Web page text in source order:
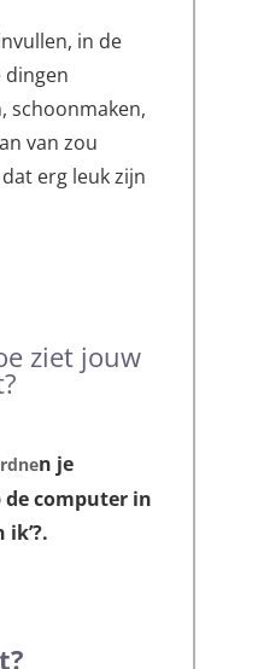
in de
dingen
schoonmaken,
van zou
erg leuk zijn
ziet jouw
n je
computer in